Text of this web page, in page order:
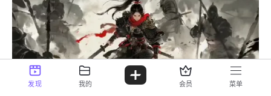
发现 我的 会员 菜单